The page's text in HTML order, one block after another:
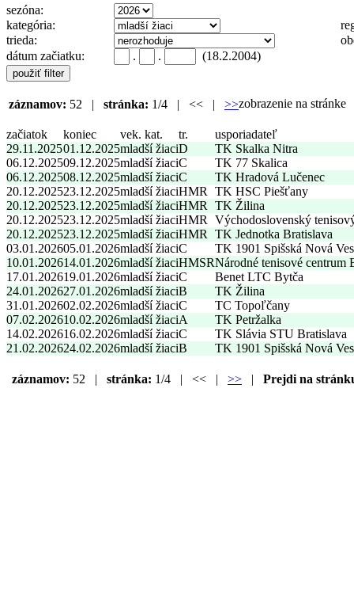
sezóna:
kategória:
trieda:
dátum začiatku:
. . (18.2.2004)
záznamov: 52 | stránka: 1/4 | << | >>zobrazenie na
začiatok koniec vek. kat. tr.
usporiadateľ
29.11.202501.12.2025mladší žiaciD
TK Skalka Nitra
06.12.202509.12.2025mladší žiaciC
TK 77 Skalica
06.12.202508.12.2025mladší žiaciC
TK Hradová Lučenec
20.12.202523.12.2025mladší žiaciHMR
TK HSC Piešťany
20.12.202523.12.2025mladší žiaciHMR
TK Žilina
20.12.202523.12.2025mladší žiaciHMR
Východoslovenský
20.12.202523.12.2025mladší žiaciHMR
TK Jednotka Bratislava
03.01.202605.01.2026mladší žiaciC
TK 1901 Spišská Nová Ves
10.01.202614.01.2026mladší žiaciHMSRNárodné tenisové centrum
17.01.202619.01.2026mladší žiaciC
Benet LTC Bytča
24.01.202627.01.2026mladší žiaciB
TK Žilina
31.01.202602.02.2026mladší žiaciC
TC Topoľčany
07.02.202610.02.2026mladší žiaciA
TK Petržalka
14.02.202616.02.2026mladší žiaciC
TK Slávia STU Bratislava
21.02.202624.02.2026mladší žiaciB TK 1901 Spišská Nová Ves
záznamov: 52 | stránka: 1/4 | << | >> | Prejdi na